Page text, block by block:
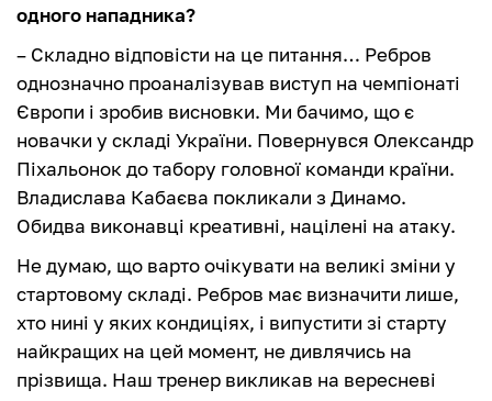
одного нападника?
– Складно відповісти на це питання… Ребров
однозначно проаналізував виступ на чемпіонаті
Європи і зробив висновки. Ми бачимо, що є
новачки у складі України. Повернувся Олександр
Піхальонок до табору головної команди країни.
Владислава Кабаєва покликали з Динамо.
Обидва виконавці креативні, націлені на атаку.
Не думаю, що варто очікувати на великі зміни у
стартовому складі. Ребров має визначити лише,
хто нині у яких кондиціях, і випустити зі старту
найкращих на цей момент, не дивлячись на
прізвища. Наш тренер викликав на вересневі